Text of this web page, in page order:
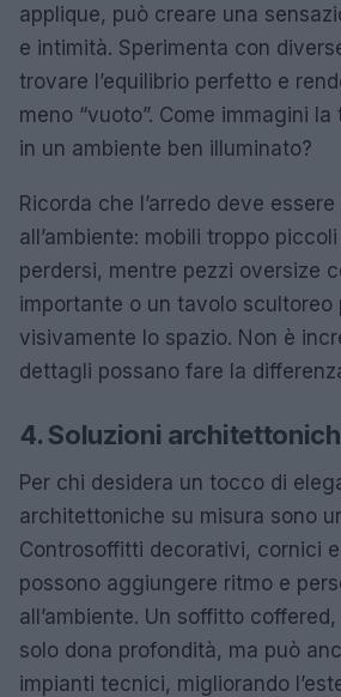
applique, può creare una
e intimità. Sperimenta con
trovare l’equilibrio perfetto e
meno “vuoto”. Come immagini
in un ambiente ben illuminato?
Ricorda che l’arredo deve
all’ambiente: mobili troppo
perdersi, mentre pezzi oversize
importante o un tavolo scultoreo
visivamente lo spazio. Non è
dettagli possano fare la
4. Soluzioni
Per chi desidera un tocco di
architettoniche su misura sono
Controsoffitti decorativi, cornici
possono aggiungere ritmo e
all’ambiente. Un soffitto
solo dona profondità, ma può
impianti tecnici, migliorando